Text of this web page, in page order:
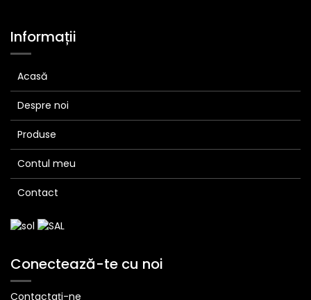
Informații
Acasă
Despre noi
Produse
Contul meu
Contact
Conectează-te cu noi
Contactați-ne